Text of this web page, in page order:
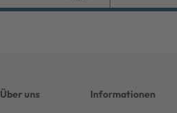
Über uns Informationen